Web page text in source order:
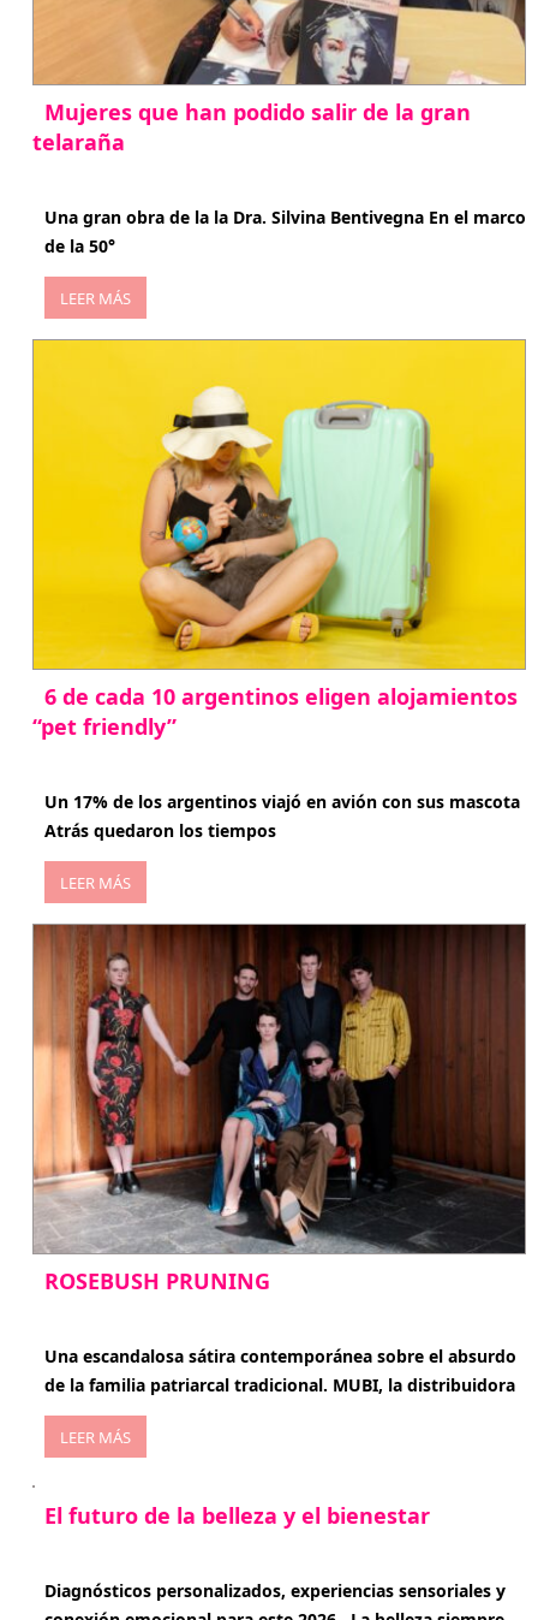
Mujeres que han podido salir de la gran
telaraña
Una gran obra de la la Dra. Silvina Bentivegna En el marco
de la 50°
LEER MÁS
6 de cada 10 argentinos eligen alojamientos
“pet friendly”
Un 17% de los argentinos viajó en avión con sus mascota
Atrás quedaron los tiempos
LEER MÁS
ROSEBUSH PRUNING
Una escandalosa sátira contemporánea sobre el absurdo
de la familia patriarcal tradicional. MUBI, la distribuidora
LEER MÁS
El futuro de la belleza y el bienestar
Diagnósticos personalizados, experiencias sensoriales y